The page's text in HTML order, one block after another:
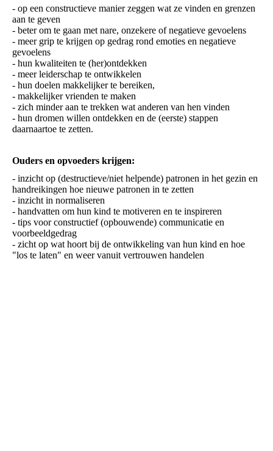
- op een constructieve manier zeggen wat ze vinden en grenzen
aan te geven
- beter om te gaan met nare, onzekere of negatieve gevoelens
- meer grip te krijgen op gedrag rond emoties en negatieve
gevoelens
- hun kwaliteiten te (her)ontdekken
- meer leiderschap te ontwikkelen
- hun doelen makkelijker te bereiken,
- makkelijker vrienden te maken
- zich minder aan te trekken wat anderen van hen vinden
- hun dromen willen ontdekken en de (eerste) stappen
daarnaartoe te zetten.
Ouders en opvoeders krijgen:
- inzicht op (destructieve/niet helpende) patronen in het gezin en
handreikingen hoe nieuwe patronen in te zetten
- inzicht in normaliseren
- handvatten om hun kind te motiveren en te inspireren
- tips voor constructief (opbouwende) communicatie en
voorbeeldgedrag
- zicht op wat hoort bij de ontwikkeling van hun kind en hoe
"los te laten" en weer vanuit vertrouwen handelen